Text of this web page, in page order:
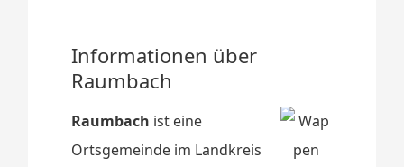
Informationen über
Raumbach
Raumbach ist eine
Ortsgemeinde im Landkreis